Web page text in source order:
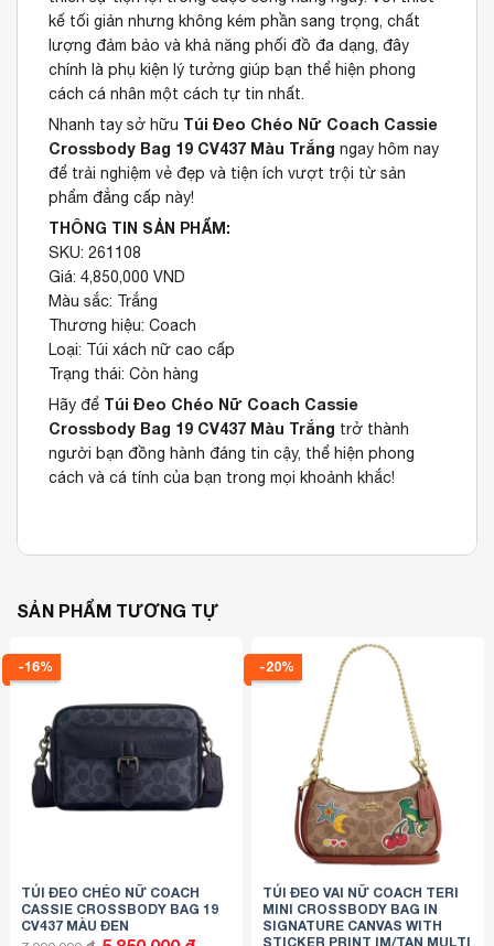
kế tối giản nhưng không kém phần sang trọng, chất
lượng đảm bảo và khả năng phối đồ đa dạng, đây
chính là phụ kiện lý tưởng giúp bạn thể hiện phong
cách cá nhân một cách tự tin nhất.
Nhanh tay sở hữu Túi Đeo Chéo Nữ Coach Cassie
Crossbody Bag 19 CV437 Màu Trắng ngay hôm nay
để trải nghiệm vẻ đẹp và tiện ích vượt trội từ sản
phẩm đẳng cấp này!
THÔNG TIN SẢN PHẨM:
SKU: 261108
Giá: 4,850,000 VND
Màu sắc: Trắng
Thương hiệu: Coach
Loại: Túi xách nữ cao cấp
Trạng thái: Còn hàng
Hãy để Túi Đeo Chéo Nữ Coach Cassie
Crossbody Bag 19 CV437 Màu Trắng trở thành
người bạn đồng hành đáng tin cậy, thể hiện phong
cách và cá tính của bạn trong mọi khoảnh khắc!
SẢN PHẨM TƯƠNG TỰ
-16%
TÚI ĐEO CHÉO NỮ COACH
CASSIE CROSSBODY BAG 19
CV437 MÀU ĐEN
Giá Giá
-20%
TÚI ĐEO VAI NỮ COACH TERI
MINI CROSSBODY BAG IN
SIGNATURE CANVAS WITH
STICKER PRINT IM/TAN MULTI